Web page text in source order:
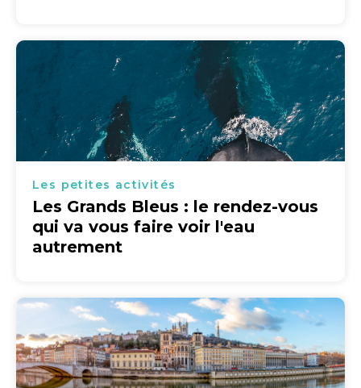
Les petites activités
Les Grands Bleus : le rendez-vous
qui va vous faire voir l'eau
autrement